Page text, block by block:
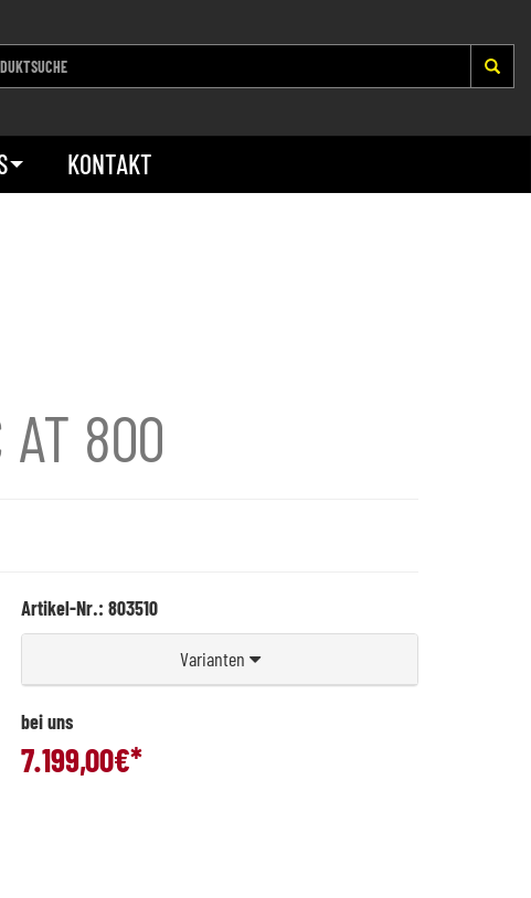
KONTAKT
AT 800
Artikel-Nr.: 803510
Varianten
bei uns
7.199,00€*